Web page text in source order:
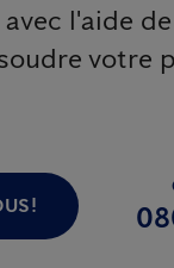
l'aide
votre